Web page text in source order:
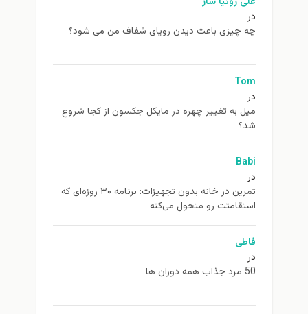
در
چه چیزی باعث دیدن رویای شفاف من می شود؟
Tom
در
ميل به تغيير چهره در مایکل جکسون از كجا شروع
شد؟
Babi
در
تمرین در خانه بدون تجهیزات: برنامه ۳۰ روزه‌ای که
استقامتت رو متحول می‌کنه
فاطی
در
50 مرد جذاب همه دوران ها